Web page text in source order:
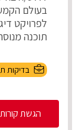
בעולם
לפרויקט
תוכנה
בדיקות
הגשת